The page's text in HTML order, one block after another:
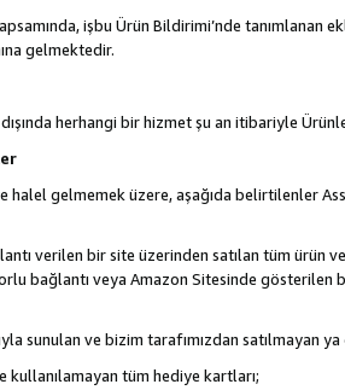
işbu Ürün Bildirimi’nde
gelmektedir.
herhangi bir hizmet şu an itibariyle
halel gelmemek üzere, aşağıda belirtilenler
verilen bir site üzerinden satılan tüm ürün
bağlantı veya Amazon Sitesinde gösterilen
sunulan ve bizim tarafımızdan satılmayan
kullanılamayan tüm hediye kartları;